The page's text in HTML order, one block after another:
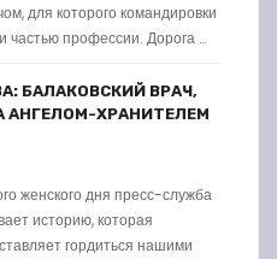
для которого командировки
частью профессии. Дорога …
БАЛАКОВСКИЙ ВРАЧ,
АНГЕЛОМ-ХРАНИТЕЛЕМ
женского дня пресс-служба
историю, которая
гордиться нашими